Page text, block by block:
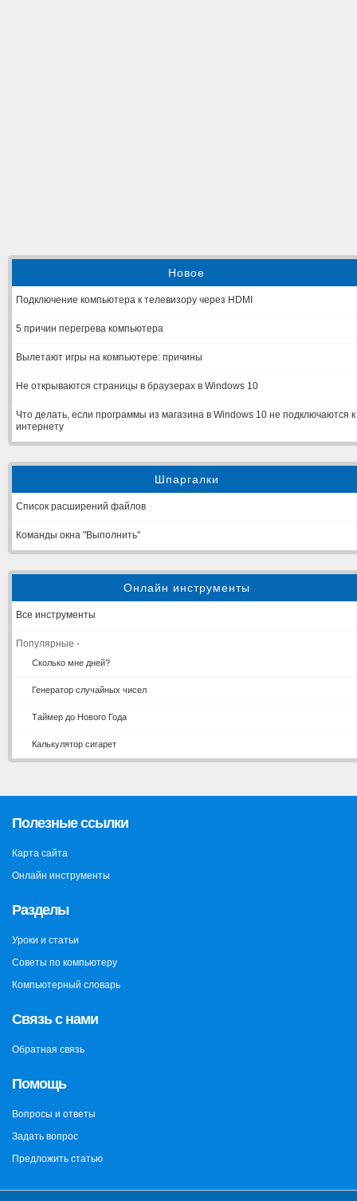
Новое
Подключение компьютера к телевизору через HDMI
5 причин перегрева компьютера
Вылетают игры на компьютере: причины
Не открываются страницы в браузерах в Windows 10
Что делать, если программы из магазина в Windows 10 не подключаются к
интернету
Шпаргалки
Список расширений файлов
Команды окна "Выполнить"
Онлайн инструменты
Все инструменты
Популярные -
Сколько мне дней?
Генератор случайных чисел
Таймер до Нового Года
Калькулятор сигарет
Полезные ссылки
Карта сайта
Онлайн инструменты
Разделы
Уроки и статьи
Советы по компьютеру
Компьютерный словарь
Связь с нами
Обратная связь
Помощь
Вопросы и ответы
Задать вопрос
Предложить статью